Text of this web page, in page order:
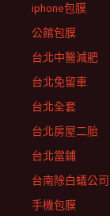
iphone包膜
公館包膜
台北中醫減肥
台北免留車
台北全套
台北房屋二胎
台北當鋪
台南除白蟻公司
手機包膜